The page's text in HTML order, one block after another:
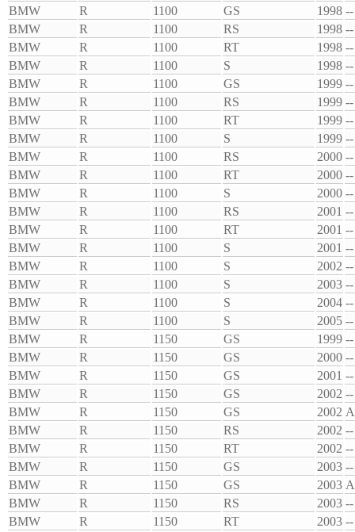
BMW
R 1100 GS 1998 --
BMW
R 1100 RS 1998 --
BMW
R 1100 RT 1998 --
BMW
R 1100 S 1998 --
BMW
R 1100 GS 1999 --
BMW
R 1100 RS 1999 --
BMW
R 1100 RT 1999 --
BMW
R 1100 S 1999 --
BMW
R 1100 RS 2000 --
BMW
R 1100 RT 2000 --
BMW
R 1100 S 2000 --
BMW
R 1100 RS 2001 --
BMW
R 1100 RT 2001 --
BMW
R 1100 S 2001 --
BMW
R 1100 S 2002 --
BMW
R 1100 S 2003 --
BMW
R 1100 S 2004 --
BMW
R 1100 S 2005 --
BMW
R 1150 GS 1999 --
BMW
R 1150 GS 2000 --
BMW
R 1150 GS 2001 --
BMW
R 1150 GS 2002 --
BMW
R 1150 GS 2002
BMW
R 1150 RS 2002 --
BMW
R 1150 RT 2002 --
BMW
R 1150 GS 2003 --
BMW
R 1150 GS 2003
BMW
R 1150 RS 2003 --
BMW
R 1150 RT 2003 --